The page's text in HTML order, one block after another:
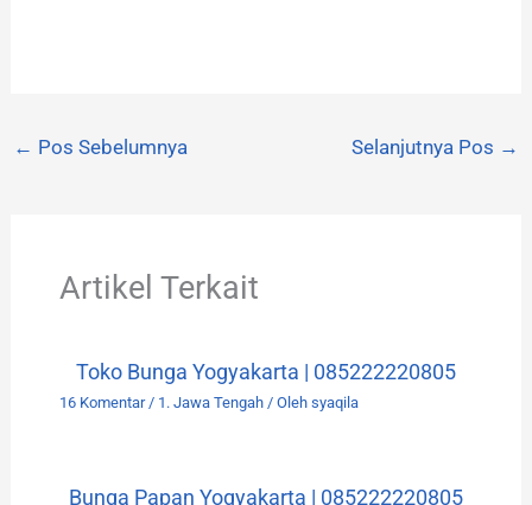
← Pos Sebelumnya Selanjutnya Pos →
Artikel Terkait
Toko Bunga Yogyakarta | 085222220805
16 Komentar / 1. Jawa Tengah/ Oleh syaqila
Bunga Papan Yogyakarta | 085222220805